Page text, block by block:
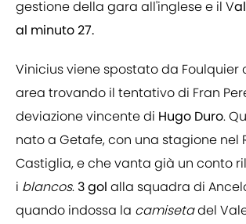
gestione della gara all'inglese e il V
al minuto 27.
Vinicius viene spostato da Foulquier
area trovando il tentativo di Fran
deviazione vincente di Hugo Duro.
nato a Getafe, con una stagione nel
Castiglia, e che vanta già un conto
i blancos. 3 gol alla squadra di
quando indossa la camisetadel